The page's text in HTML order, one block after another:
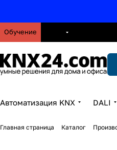
Обучение
Автоматизация KNX DALI
Главная страница Каталог